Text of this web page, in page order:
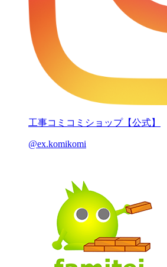
工事コミコミショップ【公式】
@ex.komikomi